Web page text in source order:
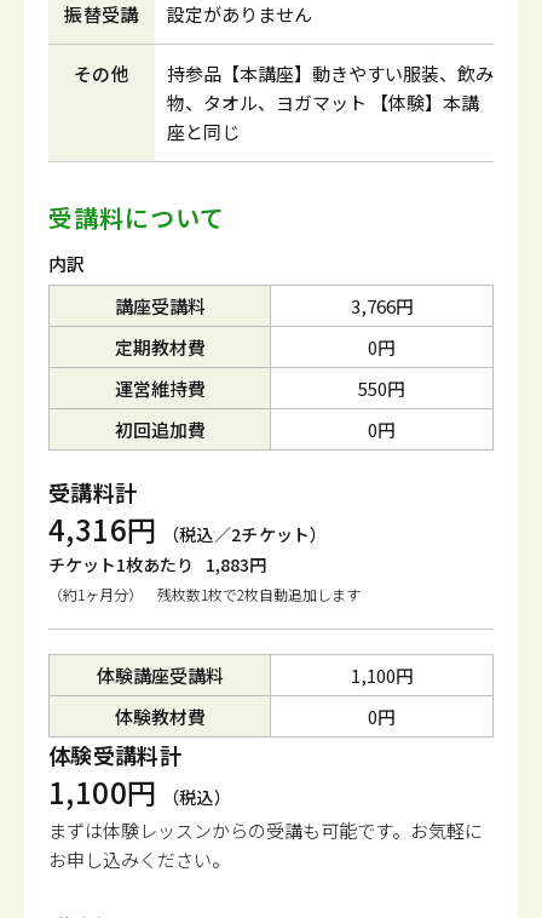
振替受講 設定がありません
その他
持参品【本講座】動きやすい服装、飲み
物、タオル、ヨガマット 【体験】本講
座と同じ
受講料について
内訳
講座受講料
3,766円
定期教材費
0円
運営維持費
550円
初回追加費
0円
受講料計
4,316円
（税込／2チケット）
チケット1枚あたり
1,883円
（約1ヶ月分） 残枚数1枚で2枚自動追加します
体験講座受講料
1,100円
体験教材費
0円
体験受講料計
1,100円 （税込）
まずは体験レッスンからの受講も可能です。 お気軽に
お申し込みください。